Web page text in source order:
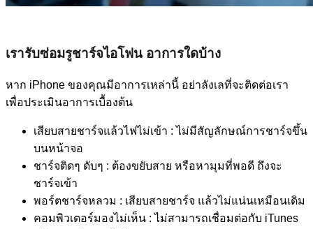
เรารับซ่อมรูชาร์จไอโฟน อาการใดบ้าง
หาก iPhone ของคุณมีอาการเหล่านี้ อย่าลังเลที่จะติดต่อเรา
เพื่อประเมินอาการเบื้องต้น
เสียบสายชาร์จแล้วไฟไม่เข้า : ไม่มีสัญลักษณ์การชาร์จขึ้น
บนหน้าจอ
ชาร์จติดๆ ดับๆ : ต้องขยับสาย หรือหามุมที่พอดี ถึงจะ
ชาร์จเข้า
พอร์ตชาร์จหลวม : เสียบสายชาร์จ แล้วไม่แน่นเหมือนเดิม
คอมพิวเตอร์มองไม่เห็น : ไม่สามารถเชื่อมต่อกับ iTunes